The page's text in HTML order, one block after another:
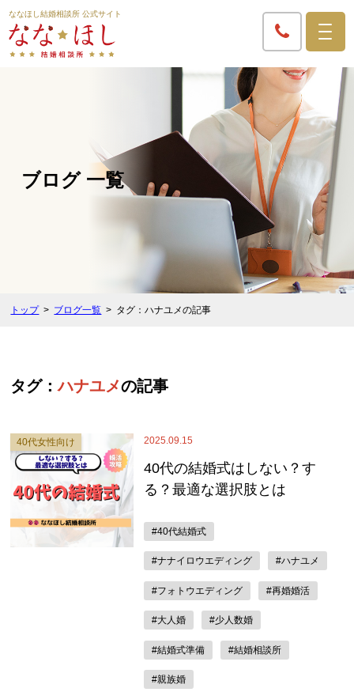
ななほし結婚相談所 公式サイト
ブログ 一覧
トップ ブログ一覧 タグ：ハナユメの記事
タグ：ハナユメの記事
2025.09.15
40代女性向け
40代の結婚式はしない？す
る？最適な選択肢とは
#40代結婚式
#ナナイロウエディング #ハナユメ
#フォトウエディング #再婚婚活
#大人婚 #少人数婚
#結婚式準備 #結婚相談所
#親族婚